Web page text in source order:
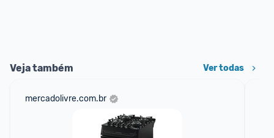
Veja também Ver todas
mercadolivre.com.br